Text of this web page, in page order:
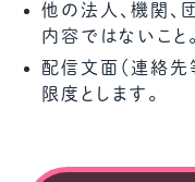
他の法人、機関、
内容ではないこと。
配信文面（連絡
限度とします。